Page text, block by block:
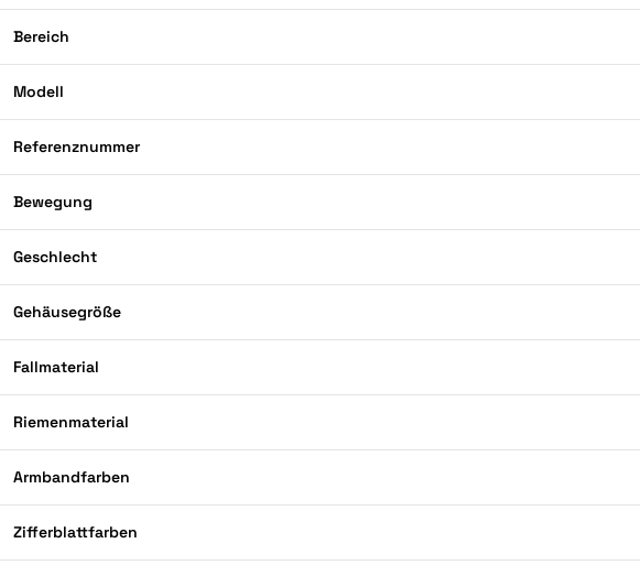
Bereich
Modell
Referenznummer
Bewegung
Geschlecht
Gehäusegröße
Fallmaterial
Riemenmaterial
Armbandfarben
Zifferblattfarben